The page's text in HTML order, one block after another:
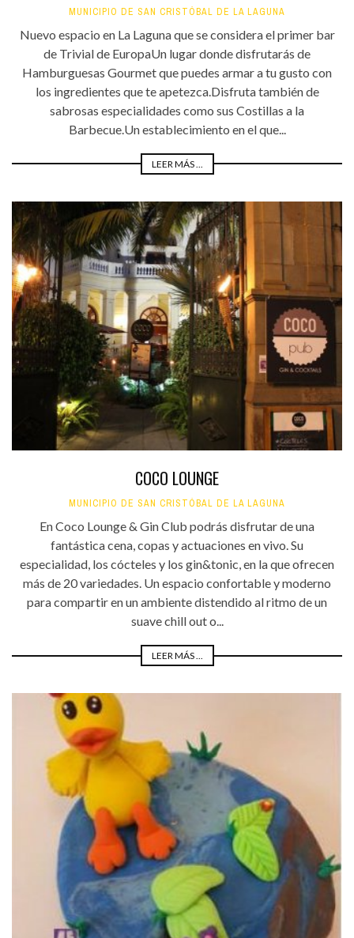
MUNICIPIO DE SAN CRISTÓBAL DE LA LAGUNA
Nuevo espacio en La Laguna que se considera el primer bar
de Trivial de EuropaUn lugar donde disfrutarás de
Hamburguesas Gourmet que puedes armar a tu gusto con
los ingredientes que te apetezca.Disfruta también de
sabrosas especialidades como sus Costillas a la
Barbecue.Un establecimiento en el que...
LEER MÁS ...
COCO LOUNGE
MUNICIPIO DE SAN CRISTÓBAL DE LA LAGUNA
En Coco Lounge & Gin Club podrás disfrutar de una
fantástica cena, copas y actuaciones en vivo. Su
especialidad, los cócteles y los gin&tonic, en la que ofrecen
más de 20 variedades. Un espacio confortable y moderno
para compartir en un ambiente distendido al ritmo de un
suave chill out o...
LEER MÁS ...